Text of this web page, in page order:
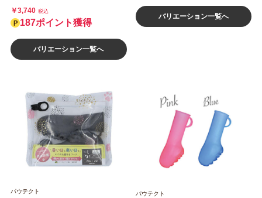
￥3,740 税込
187ポイント獲得
バリエーション一覧へ
バリエーション一覧へ
パウテクト パウテクト